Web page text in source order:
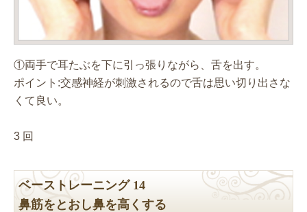
①両手で耳たぶを下に引っ張りながら、舌を出す。
ポイント:交感神経が刺激されるので舌は思い切り出さな
くて良い。
3 回
ベーストレーニング 14
鼻筋をとおし鼻を高くする